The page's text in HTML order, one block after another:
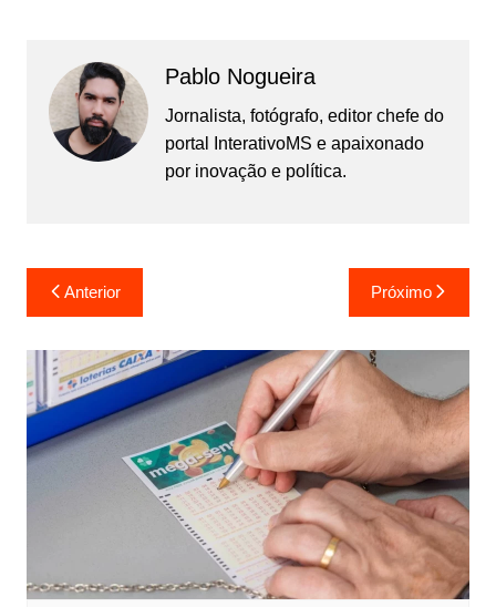
Pablo Nogueira
Jornalista, fotógrafo, editor chefe do
portal InterativoMS e apaixonado
por inovação e política.
Navegação
de
Post
Anterior Próximo